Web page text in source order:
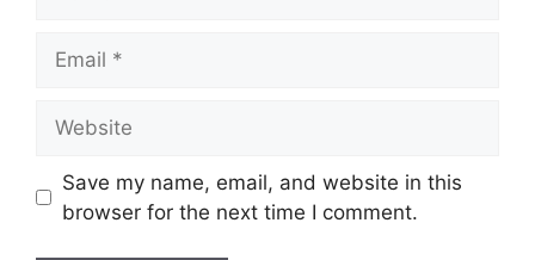
Save my name, email, and website in this
browser for the next time I comment.